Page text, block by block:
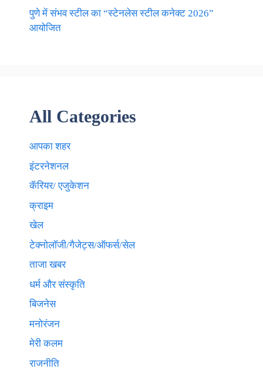
पुणे में संभव स्टील का “स्टेनलेस स्टील कनेक्ट 2026”
आयोजित
All Categories
आपका शहर
इंटरनेशनल
कॅरियर/ एजुकेशन
क्राइम
खेल
टेक्नाेलाॅजी/गैजेट्स/ऑफर्स/सेल
ताजा खबर
धर्म और संस्कृति
बिजनेस
मनोरंजन
मेरी कलम
राजनीति